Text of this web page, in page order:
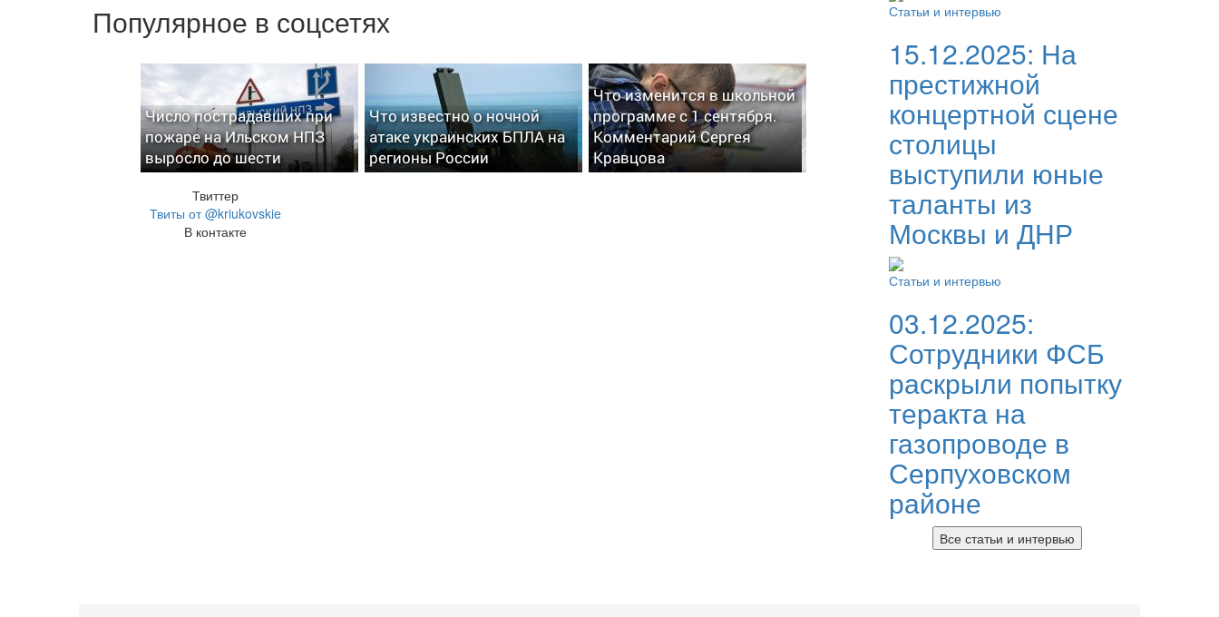
Популярное в соцсетях
Число пострадавших при
пожаре на Ильском НПЗ
выросло до шести
Что известно о ночной
атаке украинских БПЛА на
регионы России
Что изменится в школьной
программе с 1 сентября.
Комментарий Сергея
Кравцова
Твиттер
Твиты от @kriukovskie
В контакте
Статьи и интервью
15.12.2025: На
престижной
концертной сцене
столицы
выступили юные
таланты из
Москвы и ДНР
Статьи и интервью
03.12.2025:
Сотрудники ФСБ
раскрыли попытку
теракта на
газопроводе в
Серпуховском
районе
Все статьи и интервью